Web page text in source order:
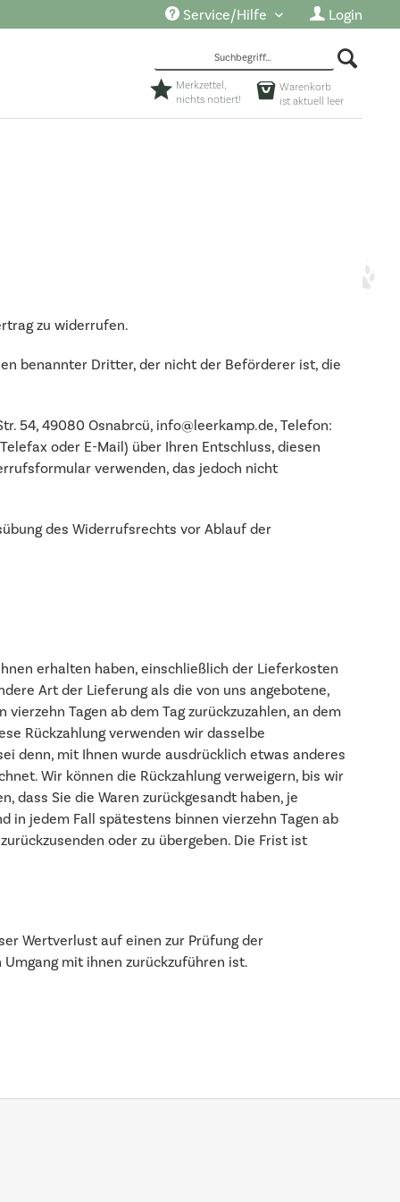
Service/Hilfe Login
Merkzettel,
nichts notiert!
Warenkorb
ist aktuell leer
zu widerrufen.
benannter Dritter, der nicht der Beförderer ist, die
54, 49080 Osnabrcü, info@leerkamp.de, Telefon:
oder E-Mail) über Ihren Entschluss, diesen
verwenden, das jedoch nicht
des Widerrufsrechts vor Ablauf der
erhalten haben, einschließlich der Lieferkosten
Art der Lieferung als die von uns angebotene,
Tagen ab dem Tag zurückzuzahlen, an dem
Rückzahlung verwenden wir dasselbe
denn, mit Ihnen wurde ausdrücklich etwas anderes
Wir können die Rückzahlung verweigern, bis wir
dass Sie die Waren zurückgesandt haben, je
in jedem Fall spätestens binnen vierzehn Tagen ab
oder zu übergeben. Die Frist ist
Wertverlust auf einen zur Prüfung der
mit ihnen zurückzuführen ist.